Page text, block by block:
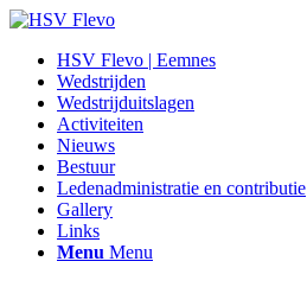
HSV Flevo | Eemnes
Wedstrijden
Wedstrijduitslagen
Activiteiten
Nieuws
Bestuur
Ledenadministratie en contributie
Gallery
Links
Menu Menu